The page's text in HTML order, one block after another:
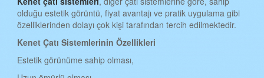
KONYA KENET ÇATI
KÜTAHYA KENET ÇATI
MALATYA KENET ÇATI
olduğu estetik görüntü, fiyat avantajı ve pratik uygulama gibi
özelliklerinden dolayı çok kişi tarafından tercih edilmektedir.
Kenet Çatı Sistemlerinin Özellikleri
Estetik görünüme sahip olması,